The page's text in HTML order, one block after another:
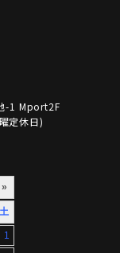
-1 Mport2F
定休日)